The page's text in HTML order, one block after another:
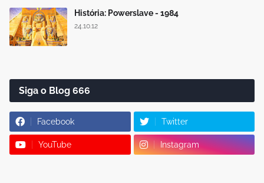
História: Powerslave - 1984
24.10.12
Siga o Blog 666
Facebook Twitter
YouTube Instagram